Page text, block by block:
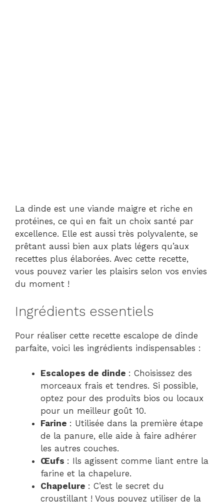
La dinde est une viande maigre et riche en
protéines, ce qui en fait un choix santé par
excellence. Elle est aussi très polyvalente, se
prêtant aussi bien aux plats légers qu’aux
recettes plus élaborées. Avec cette recette,
vous pouvez varier les plaisirs selon vos envies
du moment !
Ingrédients essentiels
Pour réaliser cette recette escalope de dinde
parfaite, voici les ingrédients indispensables :
Escalopes de dinde : Choisissez des
morceaux frais et tendres. Si possible,
optez pour des produits bios ou locaux
pour un meilleur goût 10.
Farine : Utilisée dans la première étape
de la panure, elle aide à faire adhérer
les autres couches.
Œufs : Ils agissent comme liant entre la
farine et la chapelure.
Chapelure : C’est le secret du
croustillant ! Vous pouvez utiliser de la